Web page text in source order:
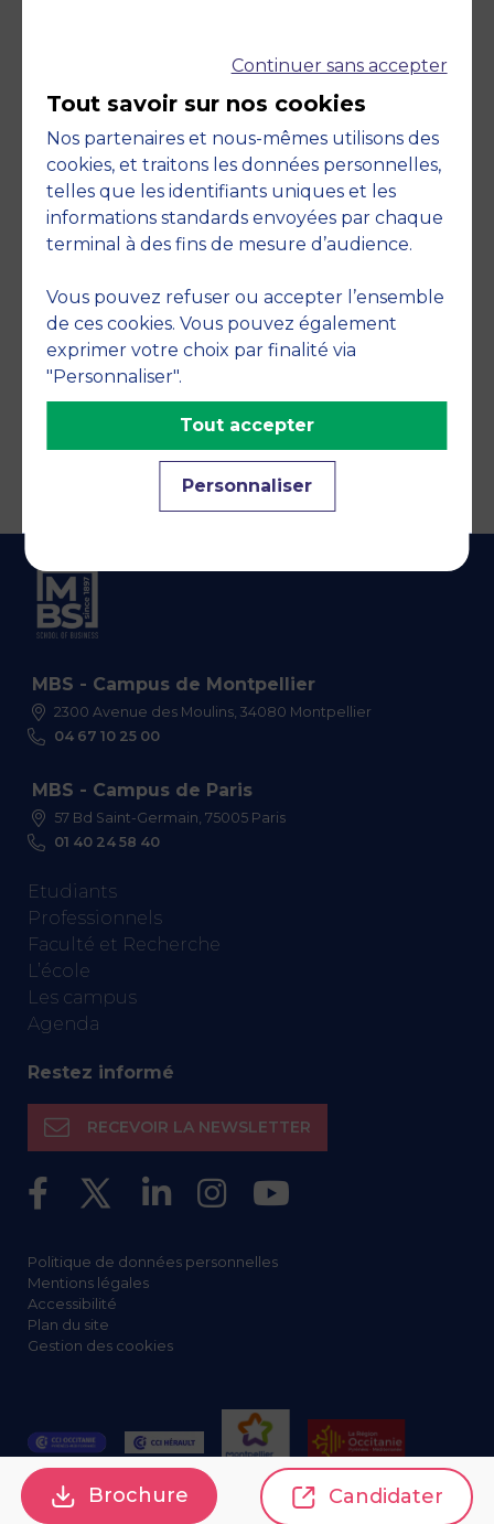
Engagements
MBS - Campus de Montpellier
2300 Avenue des Moulins, 34080 Montpellier
04 67 10 25 00
MBS - Campus de Paris
57 Bd Saint-Germain, 75005 Paris
01 40 24 58 40
Etudiants
Professionnels
Faculté et Recherche
L’école
Les campus
Agenda
Restez informé
RECEVOIR LA NEWSLETTER
Politique de données personnelles
Mentions légales
Accessibilité
Plan du site
Gestion des cookies
Continuer sans accepter
Tout savoir sur nos cookies
Nos partenaires et nous-mêmes utilisons des
cookies, et traitons les données personnelles,
telles que les identifiants uniques et les
informations standards envoyées par chaque
terminal à des fins de mesure d’audience.
Vous pouvez refuser ou accepter l’ensemble
de ces cookies. Vous pouvez également
exprimer votre choix par finalité via
"Personnaliser".
Personnaliser
Tout accepter
Brochure Candidater